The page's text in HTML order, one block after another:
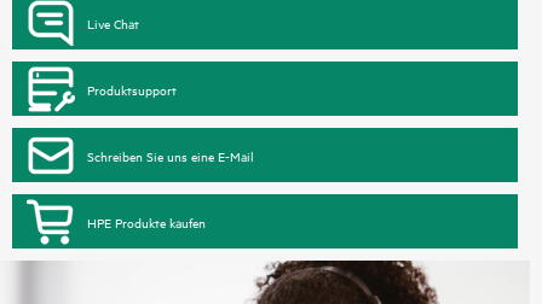
Live Chat
Produktsupport
Schreiben Sie uns eine E-Mail
HPE Produkte kaufen